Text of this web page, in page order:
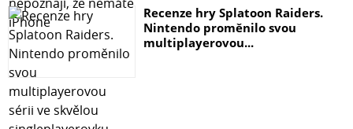
Recenze hry Splatoon Raiders.
Nintendo proměnilo svou
multiplayerovou...